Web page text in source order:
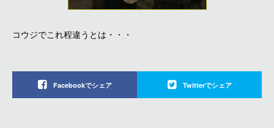
コウジでこれ程違うとは・・・
Facebookでシェア Twitterでシェア